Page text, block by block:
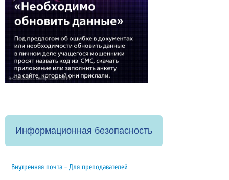
Информационная безопасность
Внутренняя почта - Для преподавателей